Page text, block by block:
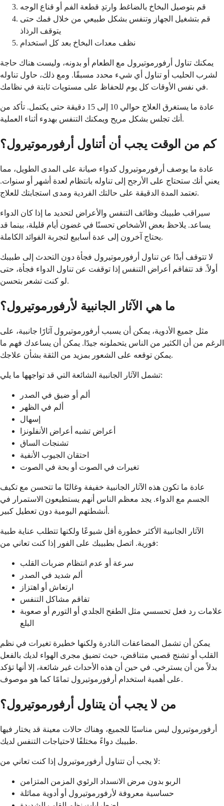
قم بتوصيل البخاخ بالضاغط وارتدِ قطعة الفم أو قناع الوجه
قم بتشغيل الجهاز وتنفس بشكل طبيعي من خلال فمك حتى
يتوقف الرذاذ
نظف معدات البخاخ بعد كل استخدام
يمكنك تناول أرفورموتيرول مع الطعام أو بدونه، وليست هناك حاجة
لشرب الحليب أو تناول أي شيء محدد مسبقًا. ومع ذلك، حاول تناوله
في نفس الأوقات كل يوم للحفاظ على مستويات ثابتة في نظامك.
عادة ما يستغرق العلاج حوالي 10 إلى 15 دقيقة حتى يكتمل. تأكد من
أنك تجلس بشكل مريح ويمكنك التنفس بهدوء أثناء العملية.
كم من الوقت يجب أن أتناول أرفورموتيرول؟
عادة ما يوصف أرفورموتيرول كدواء صيانة على المدى الطويل، مما
يعني أنك ستحتاج على الأرجح إلى تناوله بانتظام لعدة أشهر أو سنوات.
تعتمد المدة الدقيقة على حالتك الفردية ومدى استجابتك للعلاج.
سيراقب طبيبك وظائف التنفس والأعراض لتحديد ما إذا كان الدواء
يساعد. يلاحظ بعض الأشخاص تحسنًا في غضون أيام قليلة، بينما قد
يحتاج آخرون إلى عدة أسابيع لتجربة الفوائد الكاملة.
لا تتوقف أبدًا عن تناول أرفورموتيرول فجأة دون التحدث إلى طبيبك
أولاً. قد تتفاقم أعراض التنفس إذا توقفت عن تناول الدواء فجأة، حتى
لو كنت تشعر بتحسن.
ما هي الآثار الجانبية لأرفورموتيرول؟
مثل جميع الأدوية، يمكن أن يسبب أرفورموتيرول آثارًا جانبية، على
الرغم من أن الكثير من الناس يتحملونه جيدًا. يمكن أن يساعدك فهم ما
يمكن توقعه على الشعور بمزيد من الثقة بشأن علاجك.
تشمل الآثار الجانبية الشائعة التي قد تواجهها ما يلي:
ألم أو ضيق في الصدر
ألم في الظهر
إسهال
أعراض تشبه أعراض الأنفلونزا
تشنجات الساق
احتقان الجيوب الأنفية
تغيرات في الصوت أو بحة في الصوت
عادة ما تكون هذه الآثار الجانبية خفيفة وغالبًا ما تتحسن مع تكيف
الجسم مع الدواء. يجد معظم الناس أنهم يستطيعون الاستمرار في
أنشطتهم اليومية دون تعطيل كبير.
الآثار الجانبية الأكثر خطورة أقل شيوعًا ولكنها تتطلب عناية طبية
فورية. اتصل بطبيبك على الفور إذا كنت تعاني من:
سرعة أو عدم انتظام ضربات القلب
ألم شديد في الصدر
ارتعاش أو اهتزاز
تفاقم مشاكل التنفس
علامات رد فعل تحسسي مثل الطفح الجلدي أو التورم أو صعوبة
البلع
يمكن أن تشمل المضاعفات النادرة ولكنها خطيرة تغيرات في نظم
القلب أو تشنج قصبي متناقض، حيث تضيق مجرى الهواء لديك بالفعل
بدلاً من أن يسترخي. في حين أن هذه الأحداث غير شائعة، إلا أنها تؤكد
على أهمية استخدام أرفورموتيرول تمامًا كما هو موصوف.
من لا يجب أن يتناول أرفورموتيرول؟
أرفورموتيرول ليس مناسبًا للجميع، وهناك حالات معينة قد يختار فيها
طبيبك دواءً مختلفًا لاحتياجات التنفس لديك.
لا يجب أن تتناول أرفورموتيرول إذا كنت تعاني من:
الربو بدون مرض الانسداد الرئوي المزمن المتزامن
حساسية معروفة لأرفورموتيرول أو أدوية مماثلة